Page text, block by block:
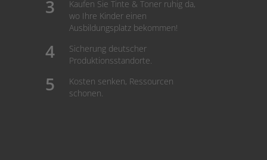
Kaufen Sie Tinte & Toner ruhig da,
wo Ihre Kinder einen
Ausbildungsplatz bekommen!
Sicherung deutscher
Produktionsstandorte.
Kosten senken, Ressourcen
schonen.